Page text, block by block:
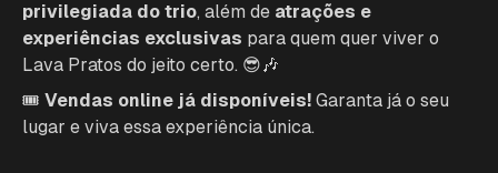
privilegiada do trio, além de atrações e
experiências exclusivas para quem quer viver o
Lava Pratos do jeito certo. 😎🎶
🎟️ Vendas online já disponíveis! Garanta já o seu
lugar e viva essa experiência única.